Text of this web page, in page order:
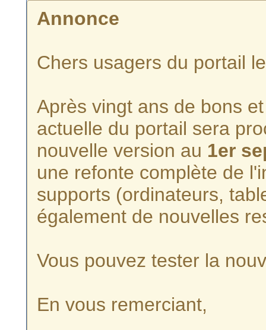
Annonce
Chers usagers du portail
Après vingt ans de bons
actuelle du portail sera
nouvelle version au 1er
une refonte complète de
supports (ordinateurs,
également de nouvelles
Vous pouvez tester la
En vous remerciant,